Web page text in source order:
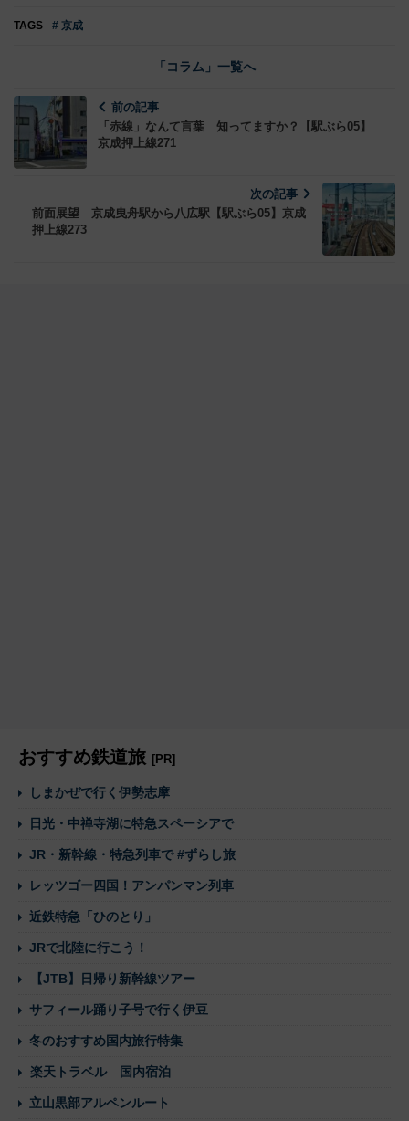
TAGS # 京成
「コラム」一覧へ
前の記事
「赤線」なんて言葉 知ってますか？【駅ぶら05】
京成押上線271
次の記事
前面展望 京成曳舟駅から八広駅【駅ぶら05】京成
押上線273
おすすめ鉄道旅 [PR]
しまかぜで行く伊勢志摩
日光・中禅寺湖に特急スペーシアで
JR・新幹線・特急列車で #ずらし旅
レッツゴー四国！アンパンマン列車
近鉄特急「ひのとり」
JRで北陸に行こう！
【JTB】日帰り新幹線ツアー
サフィール踊り子号で行く伊豆
冬のおすすめ国内旅行特集
楽天トラベル 国内宿泊
立山黒部アルペンルート